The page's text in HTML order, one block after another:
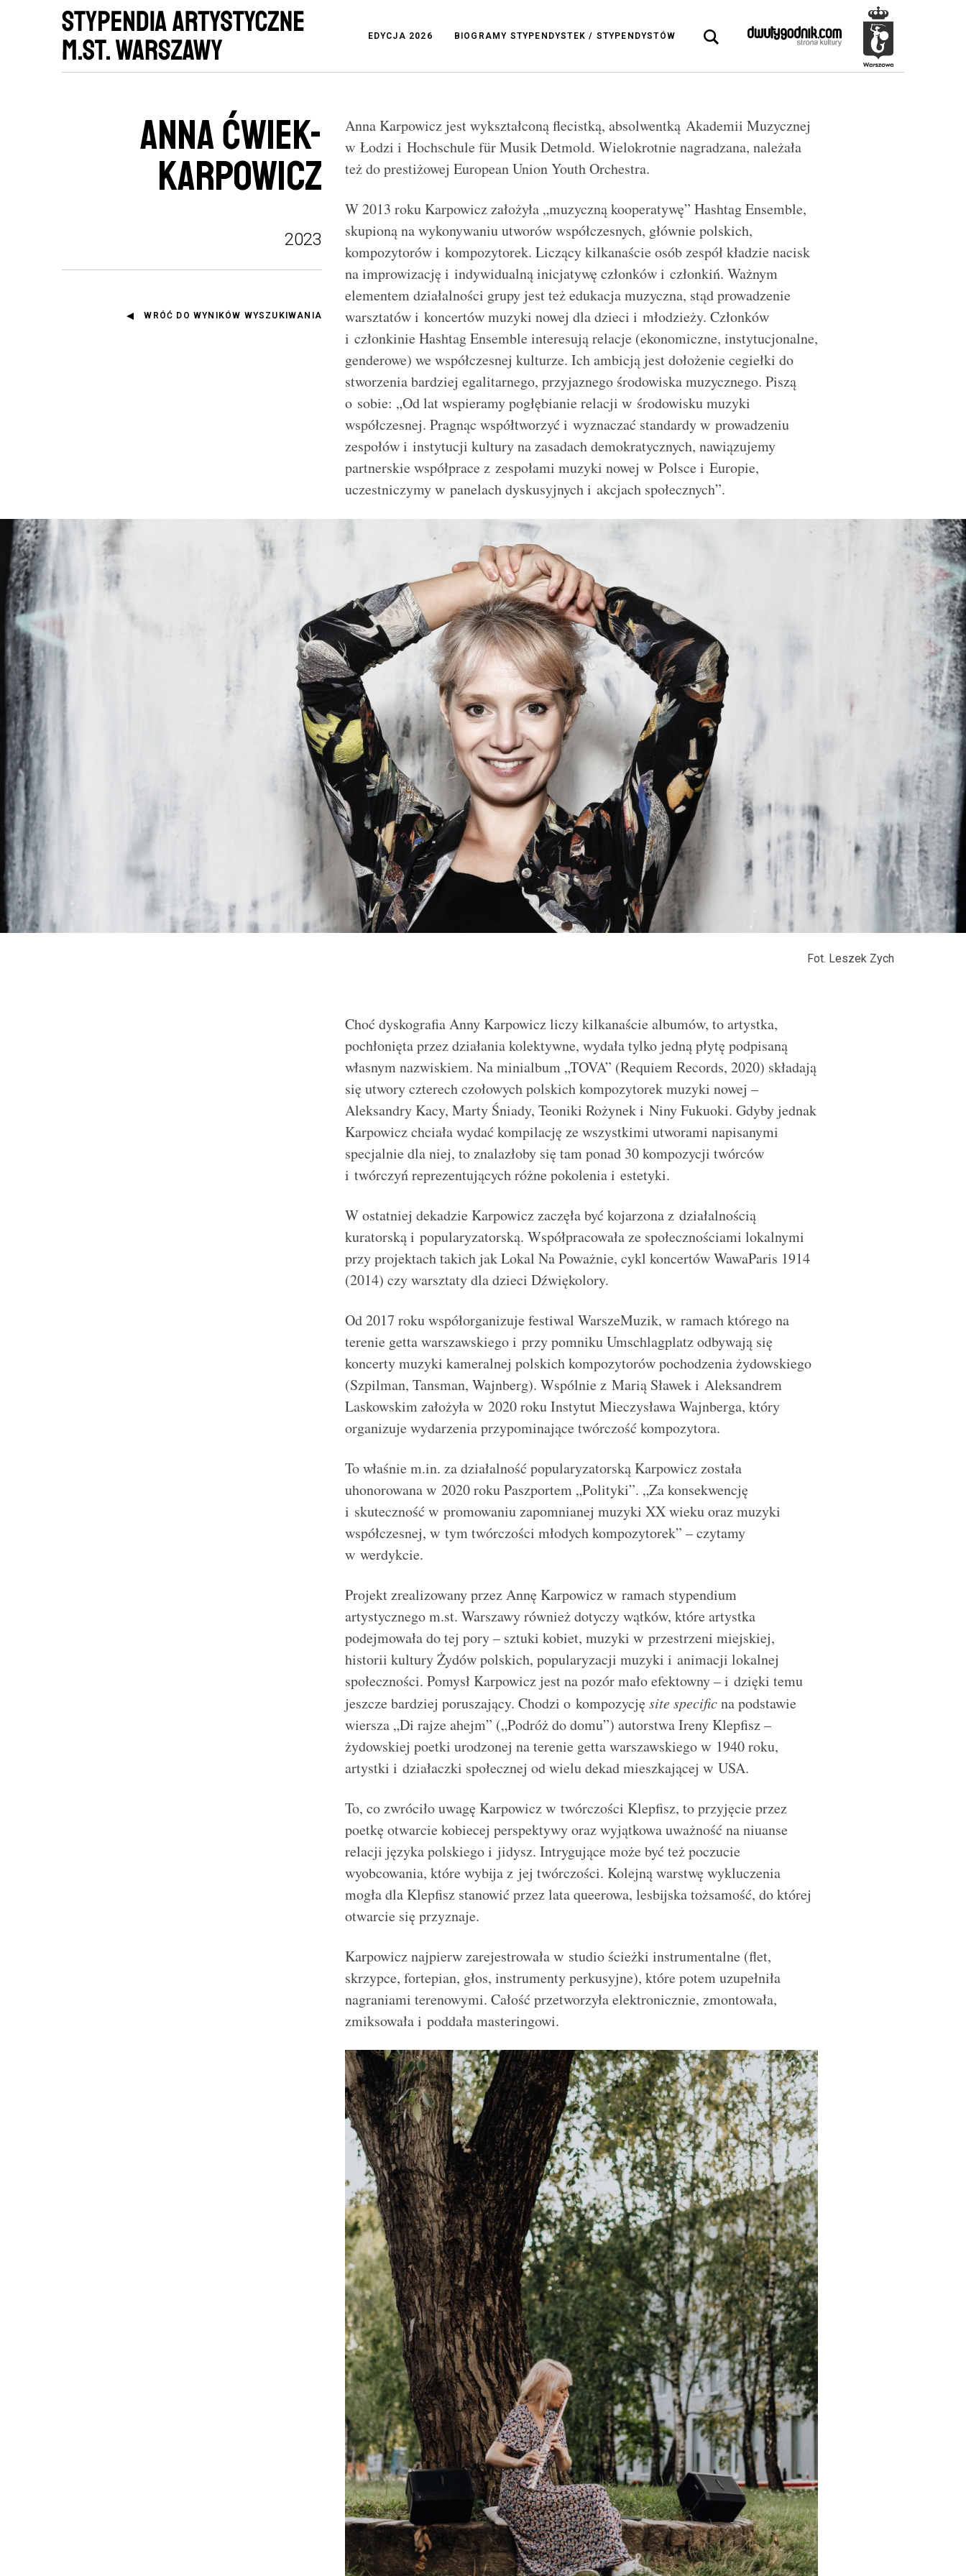
EDYCJA 2026 BIOGRAMY STYPENDYSTEK / STYPENDYSTÓW
ANNA ĆWIEK-
KARPOWICZ
2023
WRÓĆ DO WYNIKÓW WYSZUKIWANIA
Anna Karpowicz jest wykształconą flecistką, absolwentką Akademii Muzycznej
w Łodzi i Hochschule für Musik Detmold. Wielokrotnie nagradzana, należała
też do prestiżowej European Union Youth Orchestra.
W 2013 roku Karpowicz założyła „muzyczną kooperatywę” Hashtag Ensemble,
skupioną na wykonywaniu utworów współczesnych, głównie polskich,
kompozytorów i kompozytorek. Liczący kilkanaście osób zespół kładzie nacisk
na improwizację i indywidualną inicjatywę członków i członkiń. Ważnym
elementem działalności grupy jest też edukacja muzyczna, stąd prowadzenie
warsztatów i koncertów muzyki nowej dla dzieci i młodzieży. Członków
i członkinie Hashtag Ensemble interesują relacje (ekonomiczne, instytucjonalne,
genderowe) we współczesnej kulturze. Ich ambicją jest dołożenie cegiełki do
stworzenia bardziej egalitarnego, przyjaznego środowiska muzycznego. Piszą
o sobie: „Od lat wspieramy pogłębianie relacji w środowisku muzyki
współczesnej. Pragnąc współtworzyć i wyznaczać standardy w prowadzeniu
zespołów i instytucji kultury na zasadach demokratycznych, nawiązujemy
partnerskie współprace z zespołami muzyki nowej w Polsce i Europie,
uczestniczymy w panelach dyskusyjnych i akcjach społecznych”.
Fot. Leszek Zych
Choć dyskografia Anny Karpowicz liczy kilkanaście albumów, to artystka,
pochłonięta przez działania kolektywne, wydała tylko jedną płytę podpisaną
własnym nazwiskiem. Na minialbum „TOVA” (Requiem Records, 2020) składają
się utwory czterech czołowych polskich kompozytorek muzyki nowej –
Aleksandry Kacy, Marty Śniady, Teoniki Rożynek i Niny Fukuoki. Gdyby jednak
Karpowicz chciała wydać kompilację ze wszystkimi utworami napisanymi
specjalnie dla niej, to znalazłoby się tam ponad 30 kompozycji twórców
i twórczyń reprezentujących różne pokolenia i estetyki.
W ostatniej dekadzie Karpowicz zaczęła być kojarzona z działalnością
kuratorską i popularyzatorską. Współpracowała ze społecznościami lokalnymi
przy projektach takich jak Lokal Na Poważnie, cykl koncertów WawaParis 1914
(2014) czy warsztaty dla dzieci Dźwiękolory.
Od 2017 roku współorganizuje festiwal WarszeMuzik, w ramach którego na
terenie getta warszawskiego i przy pomniku Umschlagplatz odbywają się
koncerty muzyki kameralnej polskich kompozytorów pochodzenia żydowskiego
(Szpilman, Tansman, Wajnberg). Wspólnie z Marią Sławek i Aleksandrem
Laskowskim założyła w 2020 roku Instytut Mieczysława Wajnberga, który
organizuje wydarzenia przypominające twórczość kompozytora.
To właśnie m.in. za działalność popularyzatorską Karpowicz została
uhonorowana w 2020 roku Paszportem „Polityki”. „Za konsekwencję
i skuteczność w promowaniu zapomnianej muzyki XX wieku oraz muzyki
współczesnej, w tym twórczości młodych kompozytorek” – czytamy
w werdykcie.
Projekt zrealizowany przez Annę Karpowicz w ramach stypendium
artystycznego m.st. Warszawy również dotyczy wątków, które artystka
podejmowała do tej pory – sztuki kobiet, muzyki w przestrzeni miejskiej,
historii kultury Żydów polskich, popularyzacji muzyki i animacji lokalnej
społeczności. Pomysł Karpowicz jest na pozór mało efektowny – i dzięki temu
jeszcze bardziej poruszający. Chodzi o kompozycję site specificna podstawie
wiersza „Di rajze ahejm” („Podróż do domu”) autorstwa Ireny Klepfisz –
żydowskiej poetki urodzonej na terenie getta warszawskiego w 1940 roku,
artystki i działaczki społecznej od wielu dekad mieszkającej w USA.
To, co zwróciło uwagę Karpowicz w twórczości Klepfisz, to przyjęcie przez
poetkę otwarcie kobiecej perspektywy oraz wyjątkowa uważność na niuanse
relacji języka polskiego i jidysz. Intrygujące może być też poczucie
wyobcowania, które wybija z jej twórczości. Kolejną warstwę wykluczenia
mogła dla Klepfisz stanowić przez lata queerowa, lesbijska tożsamość, do której
otwarcie się przyznaje.
Karpowicz najpierw zarejestrowała w studio ścieżki instrumentalne (flet,
skrzypce, fortepian, głos, instrumenty perkusyjne), które potem uzupełniła
nagraniami terenowymi. Całość przetworzyła elektronicznie, zmontowała,
zmiksowała i poddała masteringowi.